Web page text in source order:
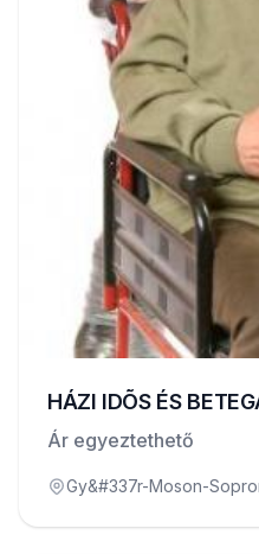
HÁZI IDÕS ÉS
Ár egyeztethető
Gy&#337r-Moson-